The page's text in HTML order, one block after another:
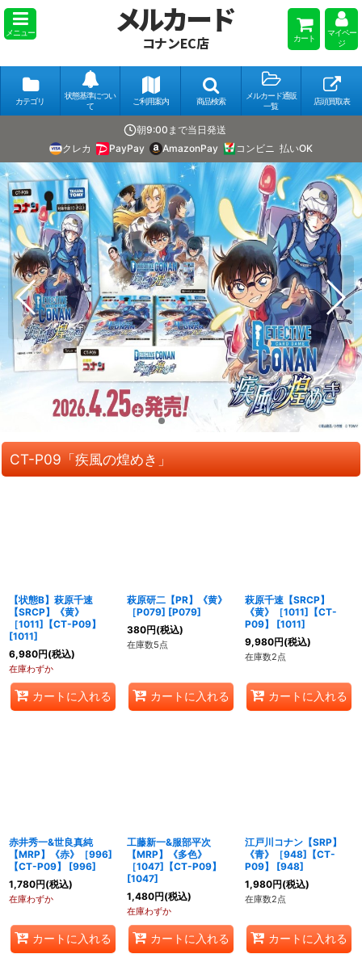
メニュー メルカード
コナンEC店 カート
マイペー
ジ
カテゴリ
状態基準につい
て
ご利用案内 商品検索
メルカード通販
一覧
店頭買取表
朝9:00まで当日発送
クレカ
PayPay AmazonPay コンビニ 払いOK
CT-P09「疾風の煌めき」
【状態B】萩原千速
【SRCP】《黄》
［1011]【CT-P09】
[1011]
6,980円(税込)
在庫わずか
カートに入れる
萩原研二【PR】《黄》
［P079] [P079]
380円(税込)
在庫数5点
カートに入れる
萩原千速【SRCP】
《黄》［1011]【CT-
P09】
[1011]
9,980円(税込)
在庫数2点
カートに入れる
赤井秀一&世良真純
【MRP】《赤》［996]
【CT-P09】
[996]
1,780円(税込)
在庫わずか
カートに入れる
工藤新一&服部平次
【MRP】《多色》
［1047]【CT-P09】
[1047]
1,480円(税込)
在庫わずか
カートに入れる
江戸川コナン【SRP】
《青》［948]【CT-
P09】
[948]
1,980円(税込)
在庫数2点
カートに入れる